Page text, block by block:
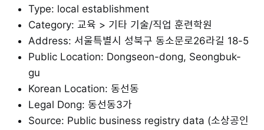
Type: local establishment
Category: 교육 > 기타 기술/직업 훈련학원
Address: 서울특별시 성북구 동소문로26라길 18-5
Public Location: Dongseon-dong, Seongbuk-
gu
Korean Location: 동선동
Legal Dong: 동선동3가
Source: Public business registry data (소상공인